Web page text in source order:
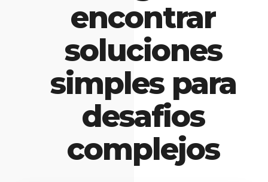
encontrar
soluciones
simples para
desafios
complejos